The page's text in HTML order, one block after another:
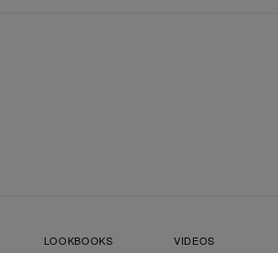
LOOKBOOKS VIDEOS